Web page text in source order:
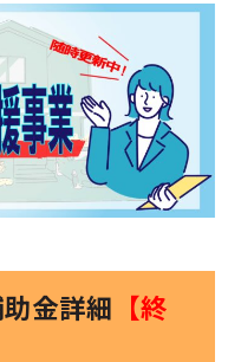
金詳細 【終